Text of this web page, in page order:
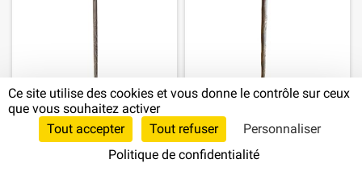
The Noble Collection - Sirius Black
Character Wand - 15.5in (39cm)
Harry Potter Wand with Name Tag
The Noble Collection - Fleur
Delacour Character Wand - 15in
(38cm) Wizarding World Wand
Ce site utilise des cookies et vous donne le contrôle sur ceux
que vous souhaitez activer
Tout accepter
Tout refuser
Personnaliser
Politique de confidentialité